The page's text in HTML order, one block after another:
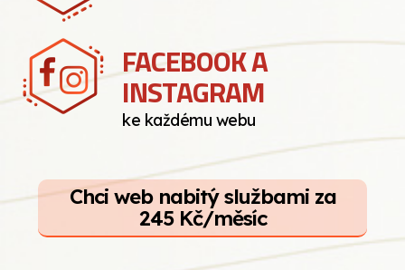
FACEBOOK A
INSTAGRAM
ke každému webu
Chci web nabitý službami za
245 Kč/měsíc